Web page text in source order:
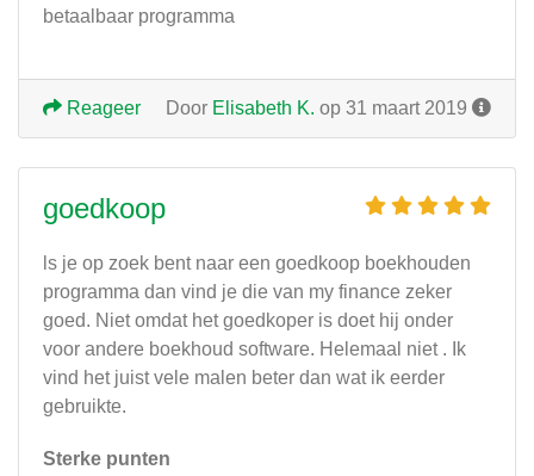
betaalbaar programma
Door Elisabeth K. op 31 maart 2019
Reageer
goedkoop
ls je op zoek bent naar een goedkoop boekhouden
programma dan vind je die van my finance zeker
goed. Niet omdat het goedkoper is doet hij onder
voor andere boekhoud software. Helemaal niet . Ik
vind het juist vele malen beter dan wat ik eerder
gebruikte.
Sterke punten